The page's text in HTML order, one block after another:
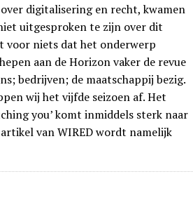
digitalisering en recht, kwamen
uitgesproken te zijn over dit
voor niets dat het onderwerp
aan de Horizon vaker de revue
bedrijven; de maatschappij bezig.
wij het vijfde seizoen af. Het
you’ komt inmiddels sterk naar
van WIRED wordt namelijk